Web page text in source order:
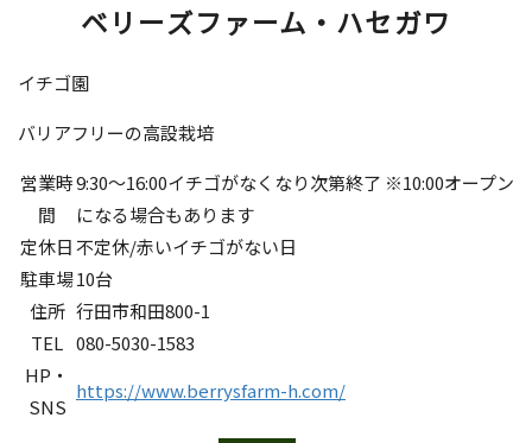
ベリーズファーム・ハセガワ
イチゴ園
バリアフリーの高設栽培
営業時
間
9:30～16:00イチゴがなくなり次第終了 ※10:00オープン
になる場合もあります
定休日不定休/赤いイチゴがない日
駐車場10台
住所 行田市和田800-1
TEL 080-5030-1583
HP・
SNS
https://www.berrysfarm-h.com/